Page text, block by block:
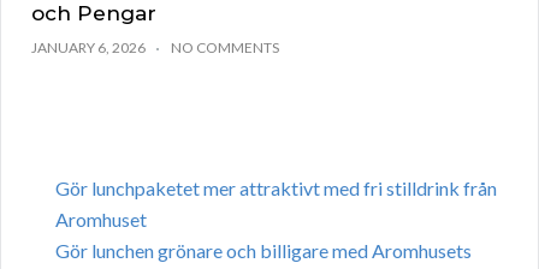
och Pengar
JANUARY 6, 2026 NO COMMENTS
Gör lunchpaketet mer attraktivt med fri stilldrink från
Aromhuset
Gör lunchen grönare och billigare med Aromhusets